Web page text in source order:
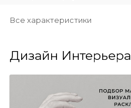
Все характеристики
Дизайн Интерьера